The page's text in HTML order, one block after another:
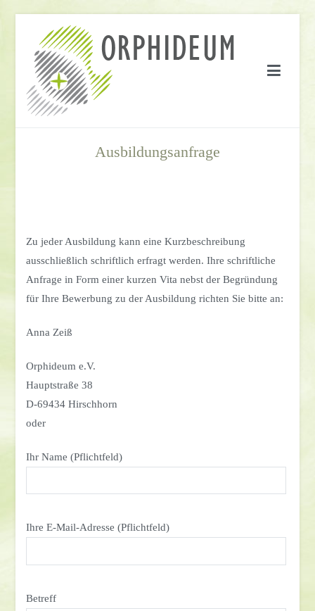
Inhalt
Ausbildungsanfrage
Zu jeder Ausbildung kann eine Kurzbeschreibung
ausschließlich schriftlich erfragt werden. Ihre schriftliche
Anfrage in Form einer kurzen Vita nebst der Begründung
für Ihre Bewerbung zu der Ausbildung richten Sie bitte an:
Anna Zeiß
Orphideum e.V.
Hauptstraße 38
D-69434 Hirschhorn
oder
Ihr Name (Pflichtfeld)
Ihre E-Mail-Adresse (Pflichtfeld)
Betreff